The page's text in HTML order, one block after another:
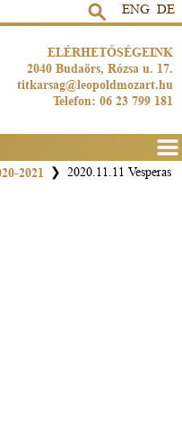
ENG DE
ELÉRHETŐSÉGEINK
2040 Budaörs, Rózsa u. 17.
titkarsag@leopoldmozart.hu
Telefon: 06 23 799 181
2021 ❯ 2020.11.11 Vesperas